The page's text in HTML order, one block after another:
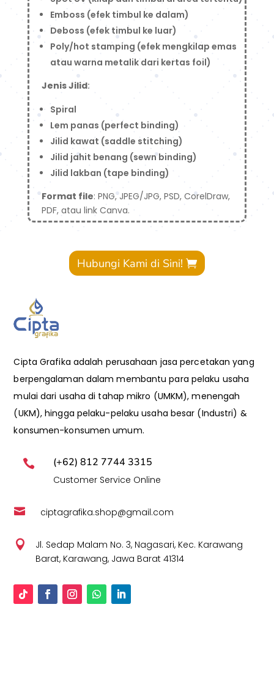
Emboss (efek timbul ke dalam)
Deboss (efek timbul ke luar)
Poly/hot stamping (efek mengkilap emas
atau warna metalik dari kertas foil)
Jenis Jilid:
Spiral
Lem panas (perfect binding)
Jilid kawat (saddle stitching)
Jilid jahit benang (sewn binding)
Jilid lakban (tape binding)
Format file: PNG, JPEG/JPG, PSD, CorelDraw,
PDF, atau link Canva.
Hubungi Kami di Sini!
Cipta Grafika adalah perusahaan jasa percetakan yang
berpengalaman dalam membantu para pelaku usaha
mulai dari usaha di tahap mikro (UMKM), menengah
(UKM), hingga pelaku-pelaku usaha besar (Industri) &
konsumen-konsumen umum.
 (+62) 812 7744 3315
Customer Service Online
 ciptagrafika.shop@gmail.com

Jl. Sedap Malam No. 3, Nagasari, Kec. Karawang
Barat, Karawang, Jawa Barat 41314